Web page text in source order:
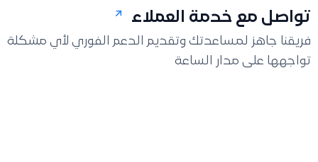
تواصل مع خدمة العملاء
فريقنا جاهز لمساعدتك وتقديم الدعم الفوري لأي مشكلة
تواجهها على مدار الساعة